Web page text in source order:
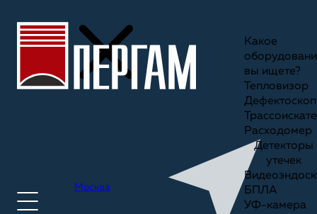
Москва
Какое
вы ищете?
Тепловизор
Дефектоскоп
Расходомер
Детекторы
утечек
БПЛА
УФ-камера